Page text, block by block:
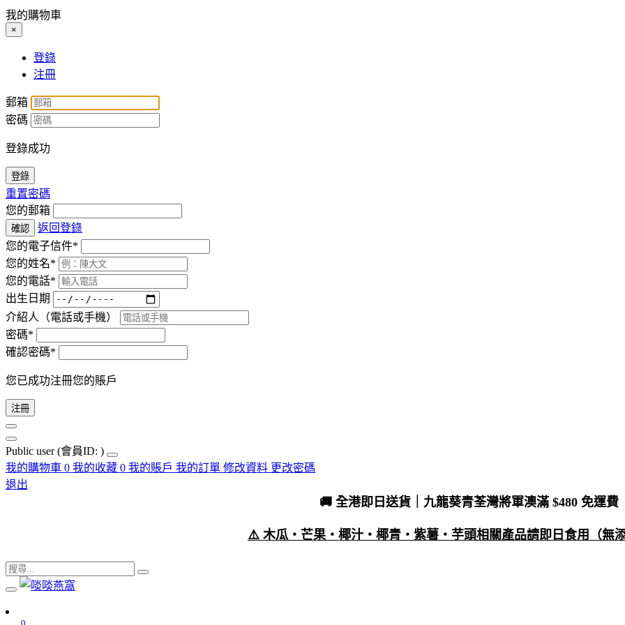
我的購物車
×
登錄
注冊
郵箱
密碼
登錄成功
登錄
重置密碼
您的郵箱
確認
返回登錄
您的電子信件*
您的姓名*
您的電話*
出生日期
介紹人（電話或手機）
密碼*
確認密碼*
您已成功注冊您的賬戶
注冊
Public user (會員ID: )
我的購物車 0 我的收藏 0 我的賬戶 我的訂單 修改資料 更改密碼
退出
🚚 全港即日送貨｜九龍葵青荃灣將軍澳滿 $480 免運費
⚠️ 木瓜・芒果・椰汁・椰青・紫薯・芋頭相關產品請即日食用（無添